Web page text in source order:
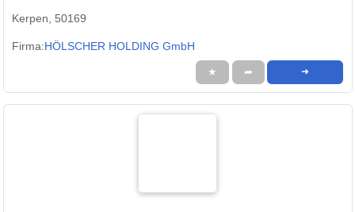
Kerpen, 50169
Firma:HÖLSCHER HOLDING GmbH
★ ➦ ➜